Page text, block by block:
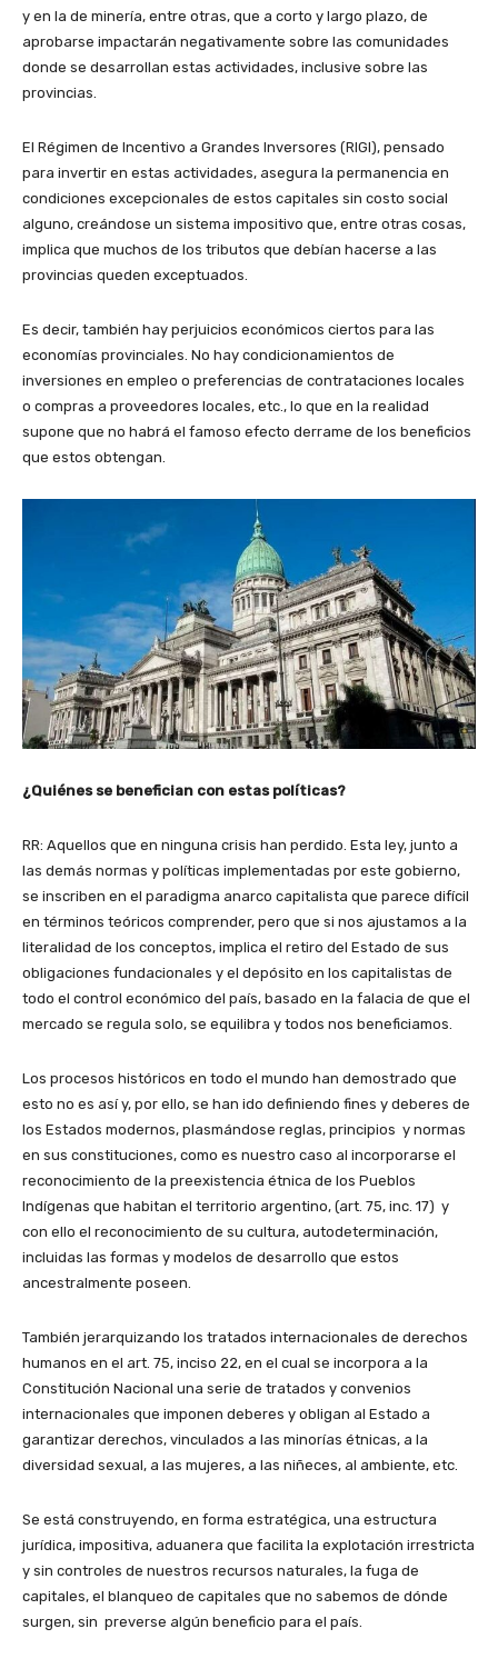
y en la de minería, entre otras, que a corto y largo plazo, de
aprobarse impactarán negativamente sobre las comunidades
donde se desarrollan estas actividades, inclusive sobre las
provincias.
El Régimen de Incentivo a Grandes Inversores (RIGI), pensado
para invertir en estas actividades, asegura la permanencia en
condiciones excepcionales de estos capitales sin costo social
alguno, creándose un sistema impositivo que, entre otras cosas,
implica que muchos de los tributos que debían hacerse a las
provincias queden exceptuados.
Es decir, también hay perjuicios económicos ciertos para las
economías provinciales. No hay condicionamientos de
inversiones en empleo o preferencias de contrataciones locales
o compras a proveedores locales, etc., lo que en la realidad
supone que no habrá el famoso efecto derrame de los beneficios
que estos obtengan.
¿Quiénes se benefician con estas políticas?
RR: Aquellos que en ninguna crisis han perdido. Esta ley, junto a
las demás normas y políticas implementadas por este gobierno,
se inscriben en el paradigma anarco capitalista que parece difícil
en términos teóricos comprender, pero que si nos ajustamos a la
literalidad de los conceptos, implica el retiro del Estado de sus
obligaciones fundacionales y el depósito en los capitalistas de
todo el control económico del país, basado en la falacia de que el
mercado se regula solo, se equilibra y todos nos beneficiamos.
Los procesos históricos en todo el mundo han demostrado que
esto no es así y, por ello, se han ido definiendo fines y deberes de
los Estados modernos, plasmándose reglas, principios y normas
en sus constituciones, como es nuestro caso al incorporarse el
reconocimiento de la preexistencia étnica de los Pueblos
Indígenas que habitan el territorio argentino, (art. 75, inc. 17) y
con ello el reconocimiento de su cultura, autodeterminación,
incluidas las formas y modelos de desarrollo que estos
ancestralmente poseen.
También jerarquizando los tratados internacionales de derechos
humanos en el art. 75, inciso 22, en el cual se incorpora a la
Constitución Nacional una serie de tratados y convenios
internacionales que imponen deberes y obligan al Estado a
garantizar derechos, vinculados a las minorías étnicas, a la
diversidad sexual, a las mujeres, a las niñeces, al ambiente, etc.
Se está construyendo, en forma estratégica, una estructura
jurídica, impositiva, aduanera que facilita la explotación irrestricta
y sin controles de nuestros recursos naturales, la fuga de
capitales, el blanqueo de capitales que no sabemos de dónde
surgen, sin preverse algún beneficio para el país.